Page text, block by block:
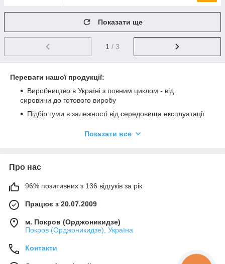
Показати ще
1 / 3
Переваги нашої продукції:
Виробництво в Україні з повним циклом - від
сировини до готового виробу
Підбір гуми в залежності від середовища експлуатації
та герметичність з'єднань.
Ми пропонуємо як стандартні патрубки, так і індивідуальні
Детальну інформацію про вироби та послуги дивіться на
www.rezinoplast.com
або дзвоніть за телефоном:
+380 (98) 187-00-18
Показати все
Про нас
96% позитивних з 136 відгуків за рік
Працює з 20.07.2009
м. Покров (Орджоникидзе)
Покров (Орджоникидзе), Україна
Контакти